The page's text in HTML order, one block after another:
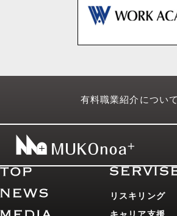
有料職業紹介につい
リスキリング
キャリア支援